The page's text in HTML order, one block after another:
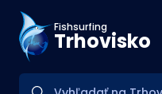
Fishsurfing
Trhovisko